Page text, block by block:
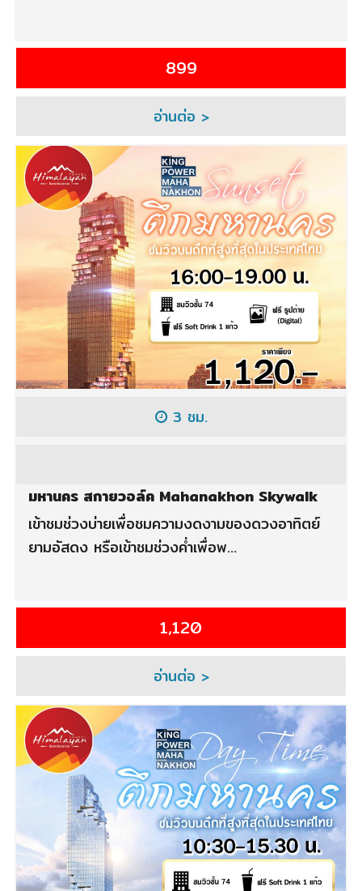
899
อ่านต่อ >
3 ชม.
มหานคร สกายวอล์ค Mahanakhon Skywalk
เข้าชมช่วงบ่ายเพื่อชมความงดงามของดวงอาทิตย์
ยามอัสดง หรือเข้าชมช่วงค่ำเพื่อพ...
1,120
อ่านต่อ >